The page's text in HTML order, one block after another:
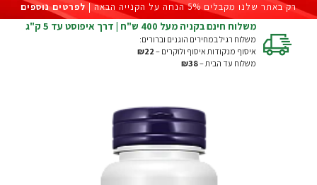
רק באתר שלנו מקבלים 5% הנחה על הקנייה הבאה |
לפרטים נוספים
משלוח חינם בקניה מעל 400 ש"ח | דרך איפוסט עד 5 ק"ג
משלוח רגיל במחירים הוגנים וברורים:
איסוף מנקודות איסוף ולוקרים – ₪22
משלוח עד הבית –₪38